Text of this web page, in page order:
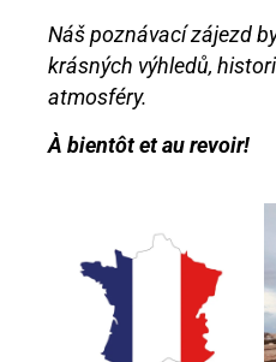
Náš poznávací zájezd
krásných výhledů,
atmosféry.
À bientôt et au revoir!